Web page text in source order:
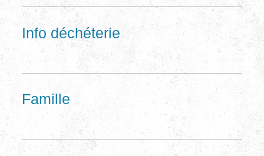
Info déchéterie
Famille